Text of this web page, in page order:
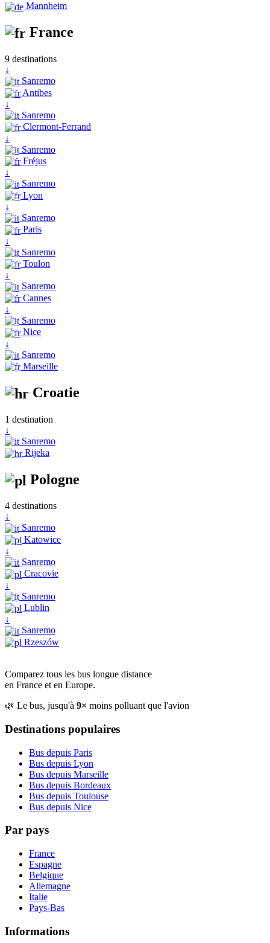
Mannheim
France
9 destinations
↓
Sanremo
Antibes
↓
Sanremo
Clermont-Ferrand
↓
Sanremo
Fréjus
↓
Sanremo
Lyon
↓
Sanremo
Paris
↓
Sanremo
Toulon
↓
Sanremo
Cannes
↓
Sanremo
Nice
↓
Sanremo
Marseille
Croatie
1 destination
↓
Sanremo
Rijeka
Pologne
4 destinations
↓
Sanremo
Katowice
↓
Sanremo
Cracovie
↓
Sanremo
Lublin
↓
Sanremo
Rzeszów
Comparez tous les bus longue distance
en France et en Europe.
🌿 Le bus, jusqu'à 9× moins polluant que l'avion
Destinations populaires
Bus depuis Paris
Bus depuis Lyon
Bus depuis Marseille
Bus depuis Bordeaux
Bus depuis Toulouse
Bus depuis Nice
Par pays
France
Espagne
Belgique
Allemagne
Italie
Pays-Bas
Informations